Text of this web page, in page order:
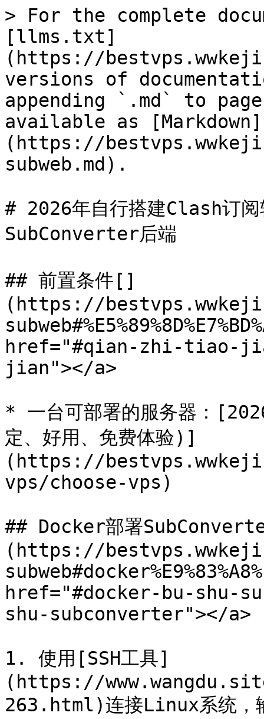
> For the complete
[llms.txt]
(https://
versions of
appending `.md` to
available as [Markdown]
(https://
subweb.md).
# 2026年自行搭建Clash订阅
SubConverter后端
## 前置条件[​]
(https://
href="#qian-zhi-tiao-
jian"></a>
* 一台可部署的服务器：
定、好用、免费体验)]
(https://
vps/choose-vps)
## Docker部署
(https://
href="#docker-bu-shu-
shu-subconverter"></a>
1. 使用[SSH工具]
(https://
263.html)连接Linux系统，